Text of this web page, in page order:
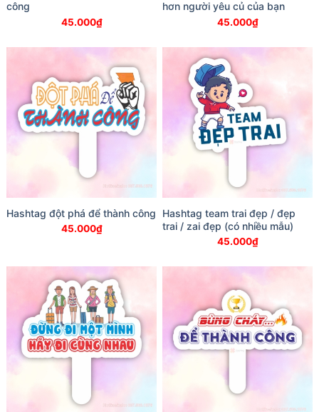
công
45.000₫
hơn người yêu củ của bạn
45.000₫
Hashtag đột phá để thành công
45.000₫
Hashtag team trai đẹp / đẹp
trai / zai đẹp (có nhiều mẫu)
45.000₫